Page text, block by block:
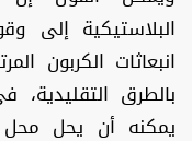
البلاستيكية إلى
انبعاثات الكربون
بالطرق
يمكنه أن يحل محل